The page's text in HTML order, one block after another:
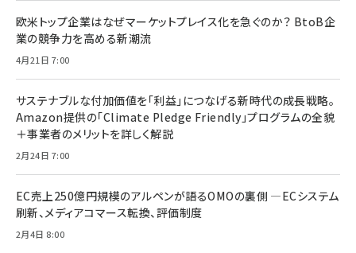
欧米トップ企業はなぜマーケットプレイス化を急ぐのか？ BtoB企
業の競争力を高める新潮流
4月21日 7:00
サステナブルな付加価値を「利益」につなげる新時代の成長戦略。
Amazon提供の「Climate Pledge Friendly」プログラムの全貌
＋事業者のメリットを詳しく解説
2月24日 7:00
EC売上250億円規模のアルペンが語るOMOの裏側 ―ECシステム
刷新、メディアコマース転換、評価制度
2月4日 8:00